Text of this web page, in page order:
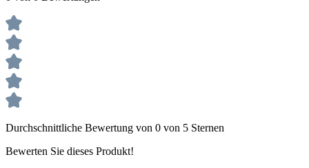
Durchschnittliche Bewertung von 0 von 5 Sternen
Bewerten Sie dieses Produkt!